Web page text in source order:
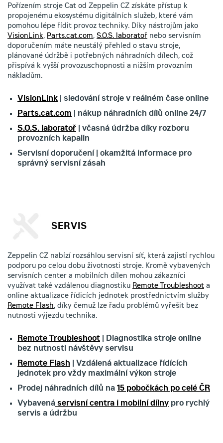
Pořízením stroje Cat od Zeppelin CZ získáte přístup k
propojenému ekosystému digitálních služeb, které vám
pomohou lépe řídit provoz techniky. Díky nástrojům jako
VisionLink, Parts.cat.com, S.O.S. laboratoř nebo servisním
doporučením máte neustálý přehled o stavu stroje,
plánované údržbě i potřebných náhradních dílech, což
přispívá k vyšší provozuschopnosti a nižším provozním
nákladům.
VisionLink | sledování stroje v reálném čase online
Parts.cat.com | nákup náhradních dílů online 24/7
S.O.S. laboratoř | včasná údržba díky rozboru
provozních kapalin
Servisní doporučení | okamžitá informace pro
správný servisní zásah
SERVIS
Zeppelin CZ nabízí rozsáhlou servisní síť, která zajistí rychlou
podporu po celou dobu životnosti stroje. Kromě vybavených
servisních center a mobilních dílen mohou zákazníci
využívat také vzdálenou diagnostiku Remote Troubleshoot a
online aktualizace řídicích jednotek prostřednictvím služby
Remote Flash, díky čemuž lze řadu problémů vyřešit bez
nutnosti výjezdu technika.
Remote Troubleshoot | Diagnostika stroje online
bez nutnosti návštěvy servisu
Remote Flash | Vzdálená aktualizace řídících
jednotek pro vždy maximální výkon stroje
Prodej náhradních dílů na 15 pobočkách po celé ČR
Vybavená servisní centra i mobilní dílny pro rychlý
servis a údržbu